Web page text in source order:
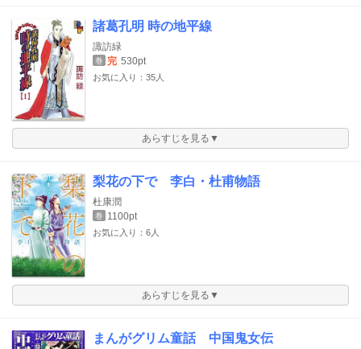
諸葛孔明 時の地平線
諏訪緑
巻 完 530pt
お気に入り：35人
あらすじを見る▼
梨花の下で 李白・杜甫物語
杜康潤
巻 1100pt
お気に入り：6人
あらすじを見る▼
まんがグリム童話 中国鬼女伝